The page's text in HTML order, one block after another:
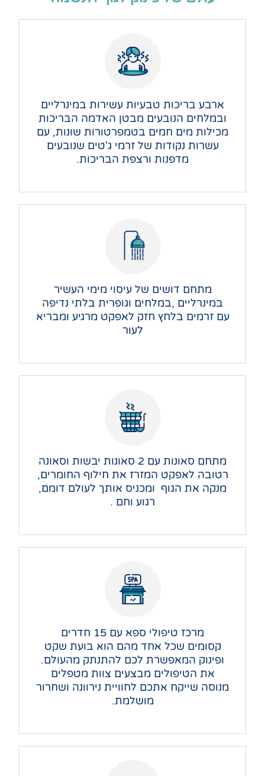
ארבע בריכות טבעיות עשירות במינרליים
ובמלחים הנובעים מבטן האדמה הבריכות
מכילות מים חמים בטמפרטורות שונות, עם
עשרות נקודות של זרמי ג'טים שנובעים
מדפנות ורצפת הבריכות.
מתחם דושים של עיסוי מימי העשיר
במינרליים ,במלחים וגופרית בלתי נדיפה
עם זרמים בלחץ חזק לאפקט מרגיע ומבריא
לעור
מתחם סאונות עם 2 סאונות יבשות וסאונה
רטובה לאפקט המזרז את חילוף החומרים,
מנקה את הגוף ומכניס אותך לעולם דומם,
רגוע וחם .
מרכז טיפולי ספא עם 15 חדרים
קסומים שכל אחד מהם הוא בועת שקט
ופינוק המאפשרת לכם להתנתק מהעולם.
את הטיפולים מבצעים צוות מטפלים
מנוסה שייקח אתכם לחוויית נירוונה ושחרור
מושלמת.